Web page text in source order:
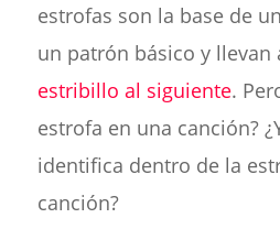
estrofas son la base de
un patrón básico y llevan
estribillo al siguiente.
estrofa en una canción?
identifica dentro de la
canción?